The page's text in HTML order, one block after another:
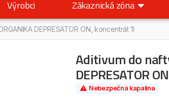
Výrobci Zákaznická zóna
DEPRESATOR ON, koncentrát 1l
Aditivum do
DEPRESATOR
Nebezpečná kapalina